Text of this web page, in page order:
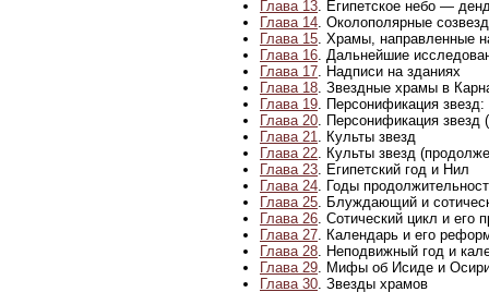
Глава 13 . Египетское небо —
Глава 14 . Околополярные
Глава 15 . Храмы, направленные
Глава 16 . Дальнейшие
Глава 17 . Надписи на зданиях
Глава 18 . Звездные храмы в
Глава 19 . Персонификация
Глава 20 . Персонификация
Глава 21
. Культы звезд
Глава 22 . Культы звезд
Глава 23 . Египетский год и Нил
Глава 24 . Годы
Глава 25 . Блуждающий и
Глава 26 . Сотический цикл и его
Глава 27 . Календарь и его
Глава 28 . Неподвижный год и
Глава 29 . Мифы об Исиде и
Глава 30 . Звезды храмов